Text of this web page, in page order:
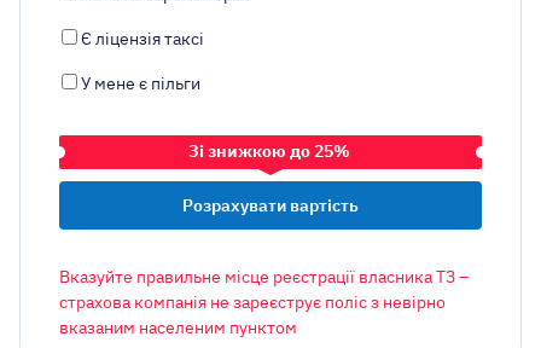
Є ліцензія таксі
У мене є пільги
Зі знижкою до 25%
Вказуйте правильне місце реєстрації власника ТЗ –
страхова компанія не зареєструє поліс з невірно
вказаним населеним пунктом